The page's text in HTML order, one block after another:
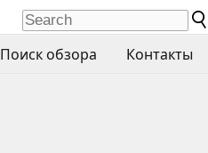
Поиск обзора Контакты